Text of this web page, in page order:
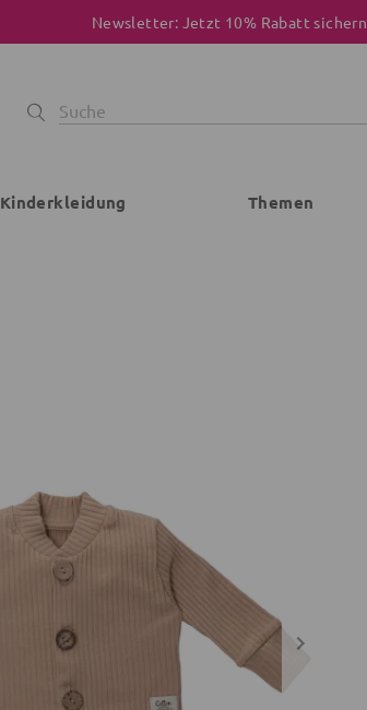
Newsletter: Jetzt 10% Rabatt sichern
Kinderkleidung Themen